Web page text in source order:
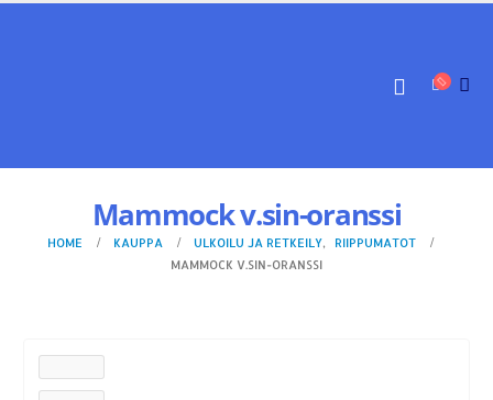
Mammock v.sin-oranssi
HOME KAUPPA ULKOILU JA RETKEILY,
RIIPPUMATOT
MAMMOCK V.SIN-ORANSSI